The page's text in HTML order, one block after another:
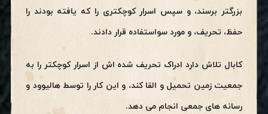
بزرگتر برسند، و سپس اسرار کوچکتری را که یافته بودند را
حفظ، تحریف، و مورد سواستفاده قرار دادند.
کابال تلاش دارد ادراک تحریف شده اش از اسرار کوچکتر را به
جمعیت زمین تحمیل و القا کند، و این کار را توسط هالیوود و
رسانه های جمعی انجام می دهد.